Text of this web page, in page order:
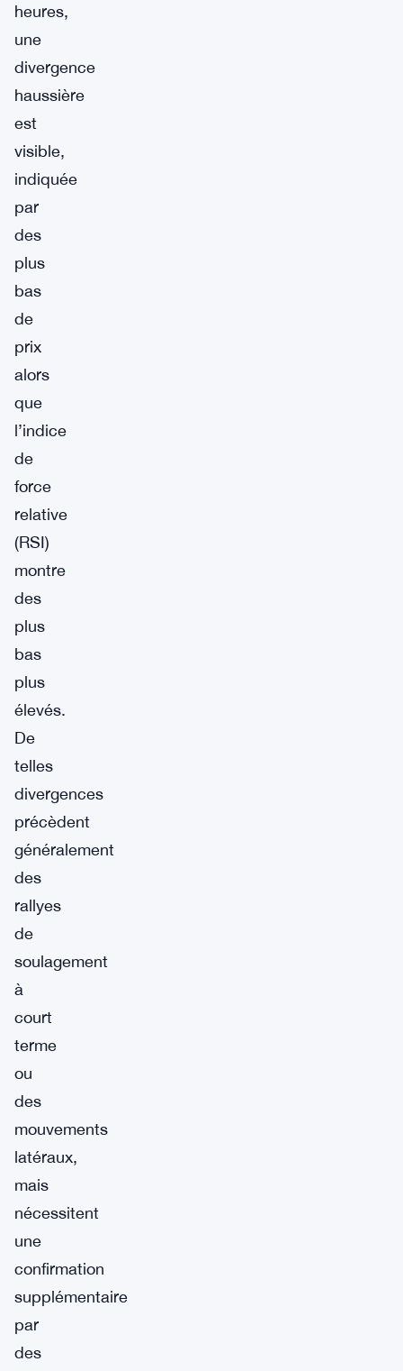
heures,
une
divergence
haussière
est
visible,
indiquée
par
des
plus
bas
de
prix
alors
que
l’indice
de
force
relative
(RSI)
montre
des
plus
bas
plus
élevés.
De
telles
divergences
précèdent
généralement
des
rallyes
de
soulagement
à
court
terme
ou
des
mouvements
latéraux,
mais
nécessitent
une
confirmation
supplémentaire
par
des